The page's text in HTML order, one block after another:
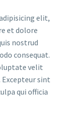
elit,
et dolore
nostrud
consequat.
velit
sint
qui officia